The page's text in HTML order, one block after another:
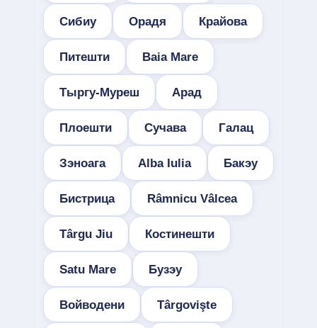
Сибиу Орадя Крайова
Питешти Baia Mare
Тыргу-Муреш Арад
Плоешти Сучава Галац
Зэноага Alba Iulia Бакэу
Бистрица Râmnicu Vâlcea
Târgu Jiu Костинешти
Satu Mare Бузэу
Войводени Târgovişte